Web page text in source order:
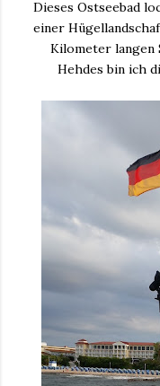
Dieses Ostseebad
einer
Kilometer langen
Hehdes bin ich